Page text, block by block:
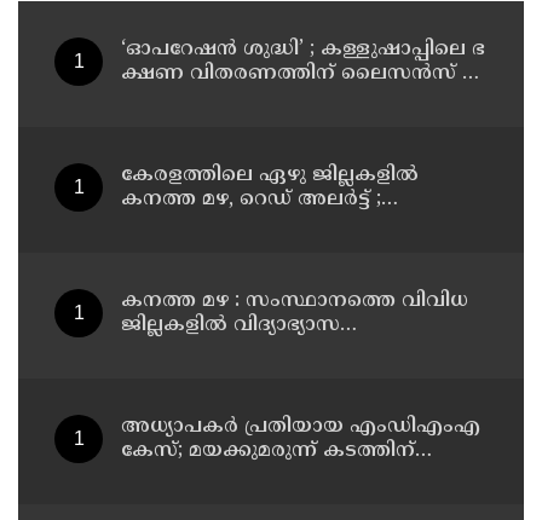
‘ഓ​പ​റേ​ഷ​ൻ ശു​ദ്ധി’ ; ക​ള്ളു​ഷാ​പ്പി​ലെ ഭ​
ക്ഷ​ണ വി​ത​ര​ണ​ത്തി​ന് ലൈ​സ​ൻ​സ് നി​
കേരളത്തിലെ ഏഴു ജില്ലകളിൽ
കനത്ത മഴ, റെഡ് അലർട്ട് ;
കനത്ത മഴ : സംസ്ഥാനത്തെ വിവിധ
ജില്ലകളിൽ വിദ്യാഭ്യാസ
അധ്യാപകര്‍ പ്രതിയായ എംഡിഎംഎ
കേസ്; മയക്കുമരുന്ന് കടത്തിന്